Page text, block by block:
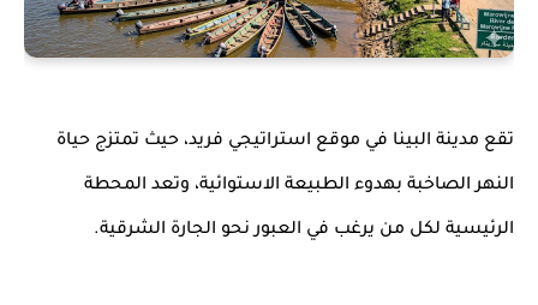
تقع مدينة البينا في موقع استراتيجي فريد، حيث تمتزج حياة
النهر الصاخبة بهدوء الطبيعة الاستوائية، وتعد المحطة
الرئيسية لكل من يرغب في العبور نحو الجارة الشرقية.